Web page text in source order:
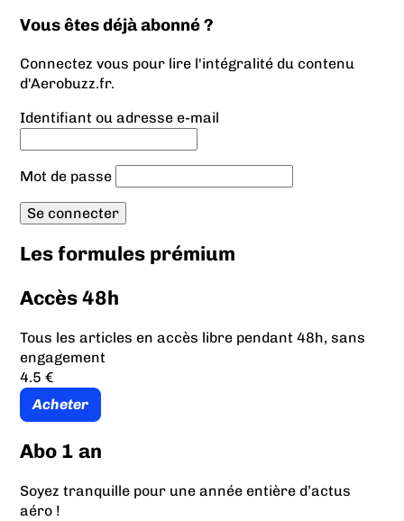
Vous êtes déjà abonné ?
Connectez vous pour lire l'intégralité du contenu
d'Aerobuzz.fr.
Identifiant ou adresse e-mail
Mot de passe
Les formules prémium
Accès 48h
Tous les articles en accès libre pendant 48h, sans
engagement
4.5 €
Acheter
Abo 1 an
Soyez tranquille pour une année entière d’actus
aéro !